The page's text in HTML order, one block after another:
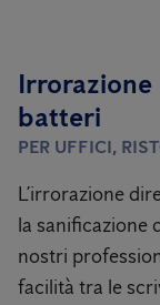
batteri
PER UFFICI,
L’irrorazione
la sanificazione
nostri
facilità tra le